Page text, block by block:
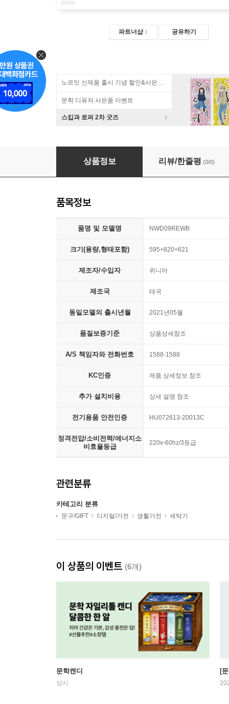
파트너샵 공유하기
노르잇 신제품 출시 기념 할인&사은품 증정!
문학 디퓨저 사은품 이벤트
스킵과 로퍼 2차 굿즈
[위니아] 빌트인전용 드럼세탁기 9kg
상품정보 리뷰/한줄평 (0/0)
품목정보
품명 및 모델명 NWD09REWB
크기(용량,형태포함) 595+820+621
제조자/수입자 위니아
제조국 태국
동일모델의 출시년월 2021년05월
품질보증기준 상품상세참조
A/S 책임자와 전화번호 1588-1588
KC인증 제품 상세정보 참조
추가 설치비용 상세 설명 참조
전기용품 안전인증 HU072613-20013C
정격전압/소비전력/에너지소
비효율등급
220v-60hz/3등급
관련분류
카테고리 분류
문구/GIFT 디지털/가전 생활가전 세탁기
이 상품의 이벤트 (6개)
문학캔디
상시
[